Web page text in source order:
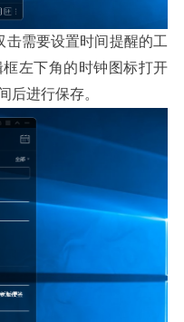
击需要设置时间提醒的工
框左下角的时钟图标打开
后进行保存。